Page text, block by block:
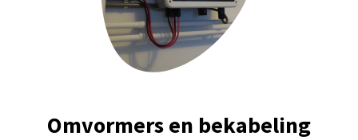
Omvormers en bekabeling